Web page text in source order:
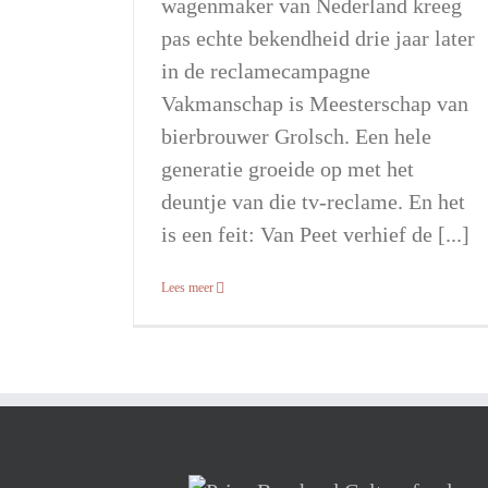
wagenmaker van Nederland kreeg
pas echte bekendheid drie jaar later
in de reclamecampagne
Vakmanschap is Meesterschap van
bierbrouwer Grolsch. Een hele
generatie groeide op met het
deuntje van die tv-reclame. En het
is een feit: Van Peet verhief de [...]
Lees meer